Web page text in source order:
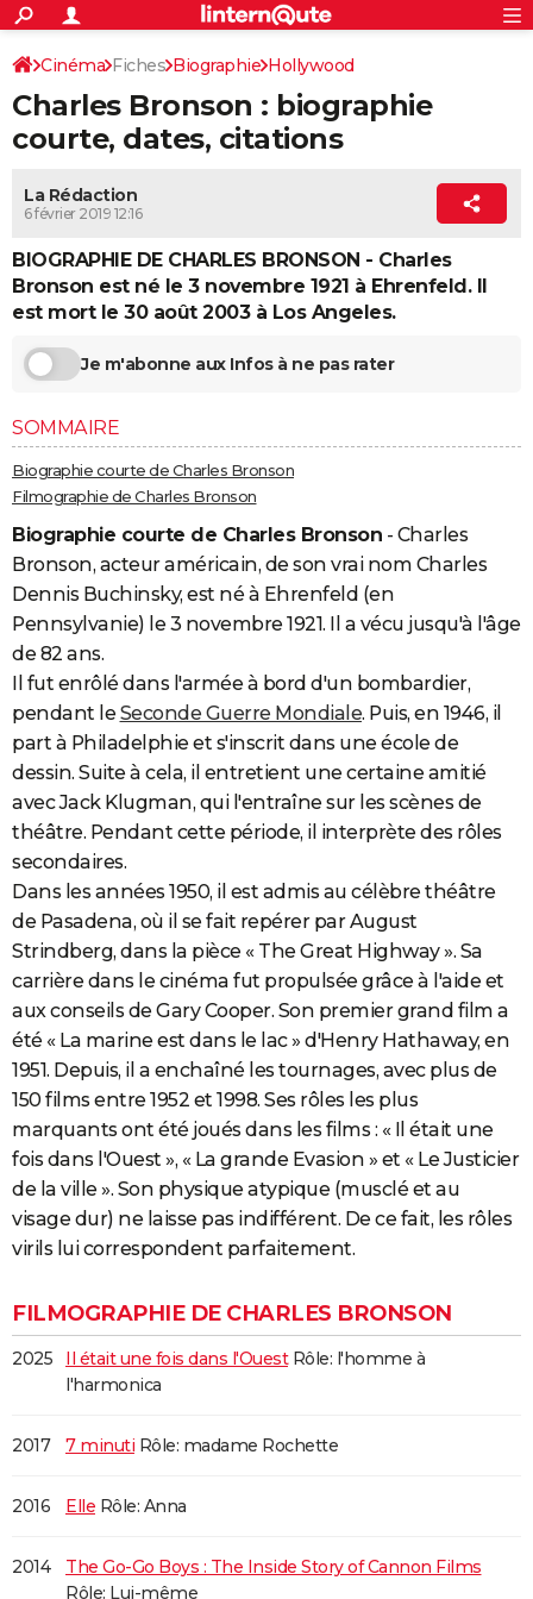
ACTUALITÉS
Politique
Société
Faits Divers
Education
Monde
Villes
+
SPORT
Coupe du monde 2026
Football
Tennis
Cyclisme
Rugby
Forum
Retraite
Impôts
Epargne
Immobilier
Risques naturels par ville
Banque
Assurance
Crédit
AUTO
Essais
Réserver un essai
Citadines
Berlines
SUV
Forum auto
+
HIGH-TECH
Mobiles
Meilleur smartphone
Internet
Ordinateurs
Jeux vidéo
Guide high-tech
+
BRICOLAGE
Forum
Aménagement intérieur
Extérieur
Cuisine
Salle de bains
Jardinage
Rangement
WEEK-END
LIFESTYLE
SANTE
Alimentation
Guide de la santé
Maladies
Médicaments
Sommeil
+
Destinations
City break
Voyage nature
Voyage de noces
Forum
Climat
+
PHOTO
BONS PLANS
CARTE DE VOEUX
Carte de Noël
Carte Bonne année
Carte Saint-Valentin
Carte Pâques
Carte d'anniversaire
DICTIONNAIRE
Dictionnaire
Biographies
Citations
Expressions
Proverbes
PROGRAMME TV
COPAINS D'AVANT
S'inscrire
Se connecter
Lycées
Collèges
Primaires
Universités
Entreprises
Service militaire
Avis de recherche
AVIS DE DÉCÈS
FORUM
Bricolage
Lifestyle
Culture
Sport
Auto
Television
Voyage
Cinema
S'inscrire
Connexion
Cinéma Fiches Biographie Hollywood
Charles Bronson : biographie
courte, dates, citations
La Rédaction
6 février 2019 12:16
BIOGRAPHIE DE CHARLES BRONSON - Charles
Bronson est né le 3 novembre 1921 à Ehrenfeld. Il
est mort le 30 août 2003 à Los Angeles.
Je m'abonne aux Infos à ne pas rater
SOMMAIRE
Biographie courte de Charles Bronson
Filmographie de Charles Bronson
Biographie courte de Charles Bronson - Charles
Bronson, acteur américain, de son vrai nom Charles
Dennis Buchinsky, est né à Ehrenfeld (en
Pennsylvanie) le 3 novembre 1921. Il a vécu jusqu'à l'âge
de 82 ans.
Il fut enrôlé dans l'armée à bord d'un bombardier,
pendant le Seconde Guerre Mondiale. Puis, en 1946, il
part à Philadelphie et s'inscrit dans une école de
dessin. Suite à cela, il entretient une certaine amitié
avec Jack Klugman, qui l'entraîne sur les scènes de
théâtre. Pendant cette période, il interprète des rôles
secondaires.
Dans les années 1950, il est admis au célèbre théâtre
de Pasadena, où il se fait repérer par August
Strindberg, dans la pièce « The Great Highway ». Sa
carrière dans le cinéma fut propulsée grâce à l'aide et
aux conseils de Gary Cooper. Son premier grand film a
été « La marine est dans le lac » d'Henry Hathaway, en
1951. Depuis, il a enchaîné les tournages, avec plus de
150 films entre 1952 et 1998. Ses rôles les plus
marquants ont été joués dans les films : « Il était une
fois dans l'Ouest », « La grande Evasion » et « Le Justicier
de la ville ». Son physique atypique (musclé et au
visage dur) ne laisse pas indifférent. De ce fait, les rôles
virils lui correspondent parfaitement.
FILMOGRAPHIE DE CHARLES BRONSON
2025 Il était une fois dans l'Ouest Rôle: l'homme à
l'harmonica
2017 7 minuti Rôle: madame Rochette
2016 Elle Rôle: Anna
2014
The Go-Go Boys : The Inside Story of Cannon Films
Rôle: Lui-même